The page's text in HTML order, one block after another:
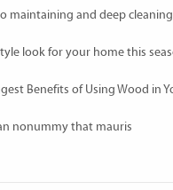
maintaining and deep
look for your home this
Benefits of Using Wood in
nonummy that mauris